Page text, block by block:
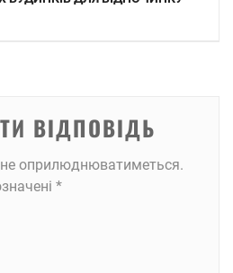
ВІДПОВІДЬ
оприлюднюватиметься.
*